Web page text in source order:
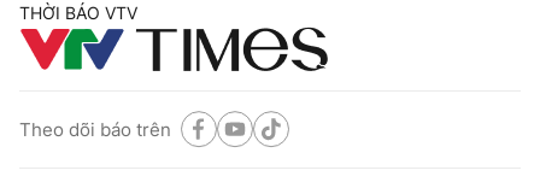
THỜI BÁO VTV
Theo dõi báo trên